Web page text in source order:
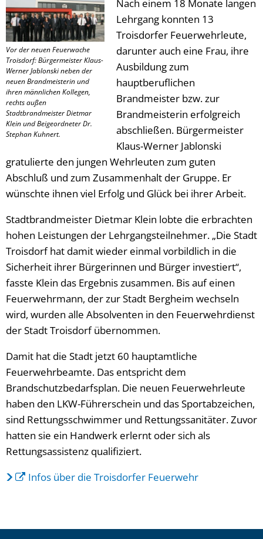
Vor der neuen Feuerwache
Troisdorf: Bürgermeister Klaus-
Werner Jablonski neben der
neuen Brandmeisterin und
ihren männlichen Kollegen,
rechts außen
Stadtbrandmeister Dietmar
Klein und Beigeordneter Dr.
Stephan Kuhnert.
Nach einem 18 Monate langen
Lehrgang konnten 13
Troisdorfer Feuerwehrleute,
darunter auch eine Frau, ihre
Ausbildung zum
hauptberuflichen
Brandmeister bzw. zur
Brandmeisterin erfolgreich
abschließen. Bürgermeister
Klaus-Werner Jablonski
gratulierte den jungen Wehrleuten zum guten
Abschluß und zum Zusammenhalt der Gruppe. Er
wünschte ihnen viel Erfolg und Glück bei ihrer Arbeit.
Stadtbrandmeister Dietmar Klein lobte die erbrachten
hohen Leistungen der Lehrgangsteilnehmer. „Die Stadt
Troisdorf hat damit wieder einmal vorbildlich in die
Sicherheit ihrer Bürgerinnen und Bürger investiert“,
fasste Klein das Ergebnis zusammen. Bis auf einen
Feuerwehrmann, der zur Stadt Bergheim wechseln
wird, wurden alle Absolventen in den Feuerwehrdienst
der Stadt Troisdorf übernommen.
Damit hat die Stadt jetzt 60 hauptamtliche
Feuerwehrbeamte. Das entspricht dem
Brandschutzbedarfsplan. Die neuen Feuerwehrleute
haben den LKW-Führerschein und das Sportabzeichen,
sind Rettungsschwimmer und Rettungssanitäter. Zuvor
hatten sie ein Handwerk erlernt oder sich als
Rettungsassistenz qualifiziert.
Infos über die Troisdorfer Feuerwehr